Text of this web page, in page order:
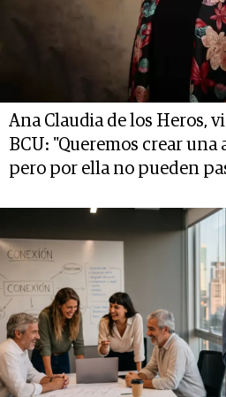
Ana Claudia de los Heros,
BCU: "Queremos crear una
pero por ella no pueden